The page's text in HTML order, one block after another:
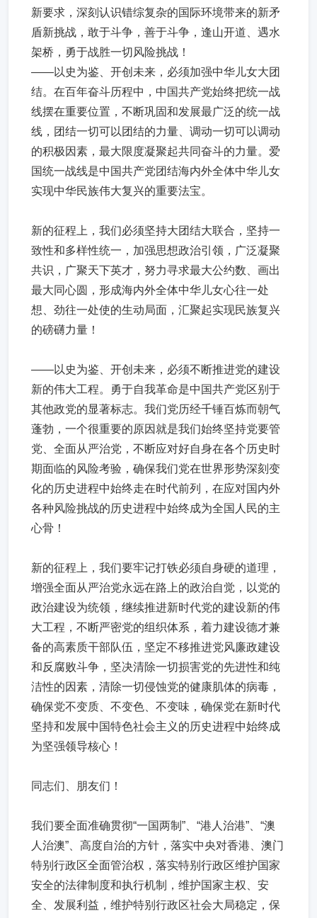
新要求，深刻认识错综复杂的国际环境带来的新矛
盾新挑战，敢于斗争，善于斗争，逢山开道、遇水
架桥，勇于战胜一切风险挑战！
——以史为鉴、开创未来，必须加强中华儿女大团
结。在百年奋斗历程中，中国共产党始终把统一战
线摆在重要位置，不断巩固和发展最广泛的统一战
线，团结一切可以团结的力量、调动一切可以调动
的积极因素，最大限度凝聚起共同奋斗的力量。爱
国统一战线是中国共产党团结海内外全体中华儿女
实现中华民族伟大复兴的重要法宝。
新的征程上，我们必须坚持大团结大联合，坚持一
致性和多样性统一，加强思想政治引领，广泛凝聚
共识，广聚天下英才，努力寻求最大公约数、画出
最大同心圆，形成海内外全体中华儿女心往一处
想、劲往一处使的生动局面，汇聚起实现民族复兴
的磅礴力量！
——以史为鉴、开创未来，必须不断推进党的建设
新的伟大工程。勇于自我革命是中国共产党区别于
其他政党的显著标志。我们党历经千锤百炼而朝气
蓬勃，一个很重要的原因就是我们始终坚持党要管
党、全面从严治党，不断应对好自身在各个历史时
期面临的风险考验，确保我们党在世界形势深刻变
化的历史进程中始终走在时代前列，在应对国内外
各种风险挑战的历史进程中始终成为全国人民的主
心骨！
新的征程上，我们要牢记打铁必须自身硬的道理，
增强全面从严治党永远在路上的政治自觉，以党的
政治建设为统领，继续推进新时代党的建设新的伟
大工程，不断严密党的组织体系，着力建设德才兼
备的高素质干部队伍，坚定不移推进党风廉政建设
和反腐败斗争，坚决清除一切损害党的先进性和纯
洁性的因素，清除一切侵蚀党的健康肌体的病毒，
确保党不变质、不变色、不变味，确保党在新时代
坚持和发展中国特色社会主义的历史进程中始终成
为坚强领导核心！
同志们、朋友们！
我们要全面准确贯彻“一国两制”、“港人治港”、“澳
人治澳”、高度自治的方针，落实中央对香港、澳门
特别行政区全面管治权，落实特别行政区维护国家
安全的法律制度和执行机制，维护国家主权、安
全、发展利益，维护特别行政区社会大局稳定，保